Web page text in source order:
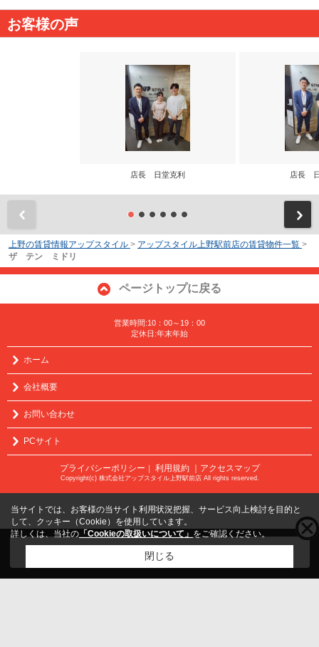
お客様の声
店長 日堂克利 店長
上野の賃貸情報アップスタイル > アップスタイル上野駅前店の賃貸物件一覧 >
ザ テン ミドリ
ページトップに戻る
営業時間:10：00～19：00
定休日:年末年始
ホーム
会社概要
お問い合わせ
PCサイト
プライバシーポリシー 利用規約 ｜アクセスマップ
Copyright(c) 株式会社アップスタイル上野駅前店 All rights reserved.
こちらの物件をご覧の方にお勧めな物件
当サイトでは、お客様の当サイト利用状況把握、サービス向上検討を目的と
して、クッキー（Cookie）を使用しています。
詳しくは、当社の 「Cookieの取扱いについて」 をご確認ください。
閉じる